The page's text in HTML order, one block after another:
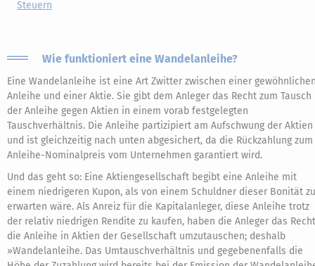
Steuern
Wie funktioniert eine Wandelanleihe?
Eine Wandelanleihe ist eine Art Zwitter zwischen einer
Anleihe und einer Aktie. Sie gibt dem Anleger das Recht zum Tausch
der Anleihe gegen Aktien in einem vorab festgelegten
Tauschverhältnis. Die Anleihe partizipiert am Aufschwung der Aktien
und ist gleichzeitig nach unten abgesichert, da die Rückzahlung zum
Anleihe-Nominalpreis vom Unternehmen garantiert wird.
Und das geht so: Eine Aktiengesellschaft begibt eine Anleihe mit
einem niedrigeren Kupon, als von einem Schuldner dieser Bonität zu
erwarten wäre. Als Anreiz für die Kapitalanleger, diese Anleihe trotz
der relativ niedrigen Rendite zu kaufen, haben die Anleger das
die Anleihe in Aktien der Gesellschaft umzutauschen; deshalb
»Wandelanleihe. Das Umtauschverhältnis und gegebenenfalls die